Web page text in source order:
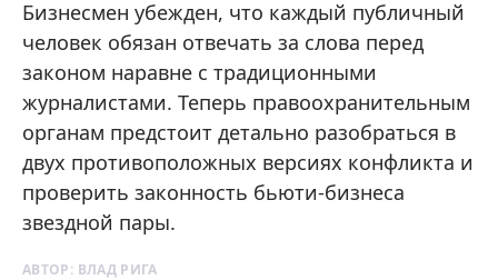
Бизнесмен убежден, что каждый публичный
человек обязан отвечать за слова перед
законом наравне с традиционными
журналистами. Теперь правоохранительным
органам предстоит детально разобраться в
двух противоположных версиях конфликта и
проверить законность бьюти-бизнеса
звездной пары.
АВТОР: ВЛАД РИГА